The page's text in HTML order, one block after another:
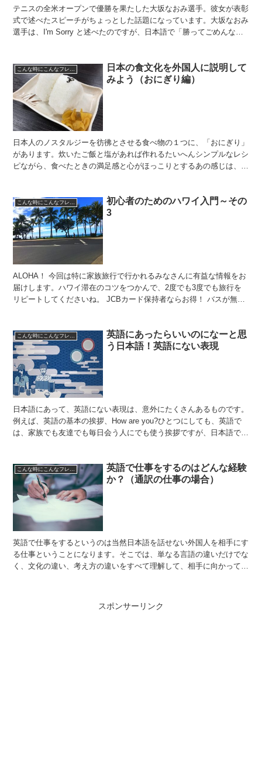
テニスの全米オープンで優勝を果たした大坂なおみ選手。彼女が表彰
式で述べたスピーチがちょっとした話題になっています。大坂なおみ
選手は、I'm Sorry と述べたのですが、日本語で「勝ってごめんなさ
こんな時にこんなフレーズ
日本の食文化を外国人に説明して
みよう（おにぎり編）
日本人のノスタルジーを彷彿とさせる食べ物の１つに、「おにぎり」
があります。炊いたご飯と塩があれば作れるたいへんシンプルなレシ
ピながら、食べたときの満足感と心がほっこりとするあの感じは、ほ
こんな時にこんなフレーズ
初心者のためのハワイ入門～その
3
ALOHA！ 今回は特に家族旅行で行かれるみなさんに有益な情報をお
届けします。ハワイ滞在のコツをつかんで、2度でも3度でも旅行を
リピートしてくださいね。 JCBカード保持者ならお得！ バスが無
こんな時にこんなフレーズ
英語にあったらいいのになーと思
う日本語！英語にない表現
日本語にあって、英語にない表現は、意外にたくさんあるものです。
例えば、英語の基本の挨拶、How are you?ひとつにしても、英語で
は、家族でも友達でも毎日会う人にでも使う挨拶ですが、日本語で
こんな時にこんなフレーズ
英語で仕事をするのはどんな経験
か？（通訳の仕事の場合）
英語で仕事をするというのは当然日本語を話せない外国人を相手にす
る仕事ということになります。そこでは、単なる言語の違いだけでな
く、文化の違い、考え方の違いをすべて理解して、相手に向かってい
スポンサーリンク